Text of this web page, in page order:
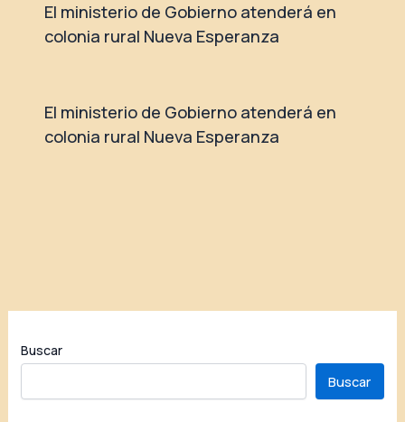
El ministerio de Gobierno atenderá en
colonia rural Nueva Esperanza
El ministerio de Gobierno atenderá en
colonia rural Nueva Esperanza
Buscar
Buscar